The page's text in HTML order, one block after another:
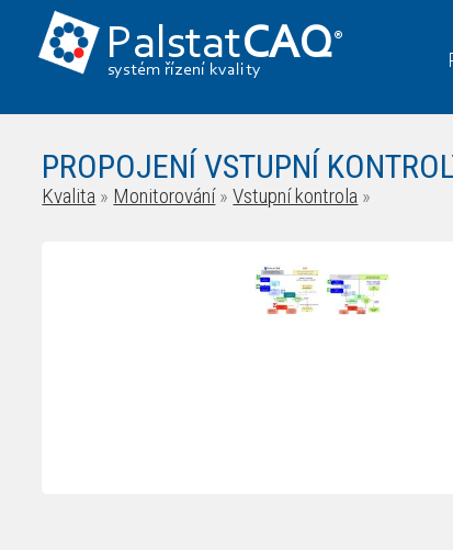
PalstatCAQ®
systém řízení kvality
PROPOJENÍ VSTUPNÍ
Kvalita » Monitorování»Vstupní kontrola »